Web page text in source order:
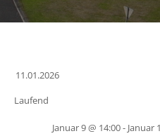
11.01.2026
wählen.
Laufend
Januar 9 @ 14:00- Januar